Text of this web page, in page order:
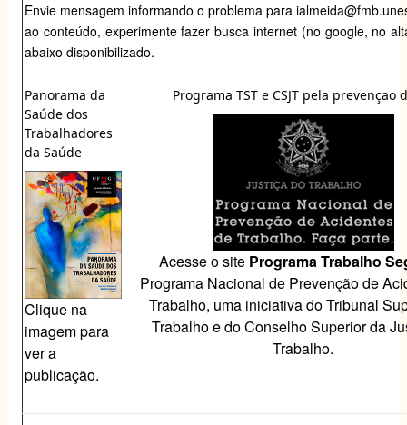
Envie mensagem informando o problema para
ao conteúdo, experimente fazer busca internet (no google, no
abaixo disponibilizado.
Panorama da
Saúde dos
Trabalhadores
da Saúde
Clique na
imagem para
ver a
publicação.
Programa TST e CSJT pela prevençao
Acesse osite Programa Trabalho
Programa Nacional de Prevenção de
Trabalho, uma iniciativa do Tribunal
Trabalho e do Conselho Superior da
Trabalho.